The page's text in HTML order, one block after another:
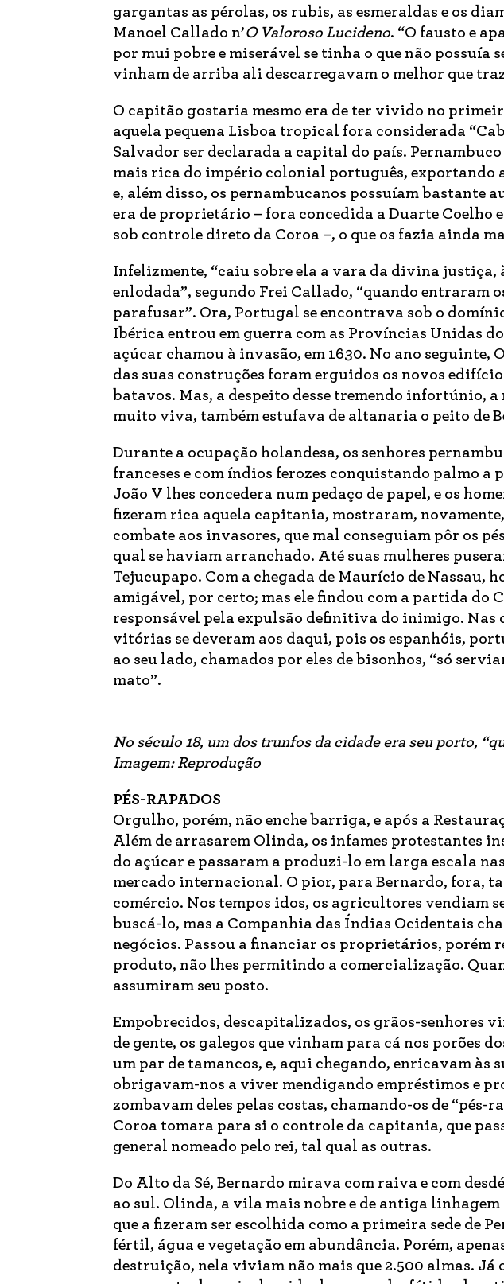
gargantas as pérolas, os rubis, as esmeraldas e os
Manoel Callado n’O Valoroso Lucideno. “O fausto e
por mui pobre e miserável se tinha o que não possuía
vinham de arriba ali descarregavam o melhor que
O capitão gostaria mesmo era de ter vivido no
aquela pequena Lisboa tropical fora considerada
Salvador ser declarada a capital do país.
mais rica do império colonial português, exportando
e, além disso, os pernambucanos possuíam
era de proprietário – fora concedida a Duarte Coelho e
sob controle direto da Coroa –, o que os fazia ainda
Infelizmente, “caiu sobre ela a vara da divina justiça,
enlodada”, segundo Frei Callado, “quando entraram
parafusar”. Ora, Portugal se encontrava sob o
Ibérica entrou em guerra com as Províncias Unidas
açúcar chamou à invasão, em 1630. No ano seguinte,
das suas construções foram erguidos os novos
batavos. Mas, a despeito desse tremendo infortúnio,
muito viva, também estufava de altanaria o peito de
Durante a ocupação holandesa, os senhores
franceses e com índios ferozes conquistando palmo a
João V lhes concedera num pedaço de papel, e os
fizeram rica aquela capitania, mostraram,
combate aos invasores, que mal conseguiam pôr os
qual se haviam arranchado. Até suas mulheres
Tejucupapo. Com a chegada de Maurício de Nassau,
amigável, por certo; mas ele findou com a partida do
responsável pela expulsão definitiva do inimigo. Nas
vitórias se deveram aos daqui, pois os espanhóis,
ao seu lado, chamados por eles de bisonhos, “só
mato”.
No século 18, um dos trunfos da cidade era seu porto,
Imagem: Reprodução
PÉS-RAPADOS
Orgulho, porém, não enche barriga, e após a
Além de arrasarem Olinda, os infames protestantes
do açúcar e passaram a produzi-lo em larga escala
mercado internacional. O pior, para Bernardo, fora,
comércio. Nos tempos idos, os agricultores vendiam
buscá-lo, mas a Companhia das Índias Ocidentais
negócios. Passou a financiar os proprietários, porém
produto, não lhes permitindo a comercialização.
assumiram seu posto.
Empobrecidos, descapitalizados, os grãos-senhores
de gente, os galegos que vinham para cá nos porões
um par de tamancos, e, aqui chegando, enricavam às
obrigavam-nos a viver mendigando empréstimos e
zombavam deles pelas costas, chamando-os de “pés-
Coroa tomara para si o controle da capitania, que
general nomeado pelo rei, tal qual as outras.
Do Alto da Sé, Bernardo mirava com raiva e com
ao sul. Olinda, a vila mais nobre e de antiga
que a fizeram ser escolhida como a primeira sede de
fértil, água e vegetação em abundância. Porém,
destruição, nela viviam não mais que 2.500 almas. Já